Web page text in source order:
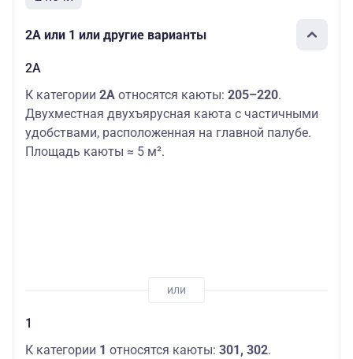
2А или 1 или другие варианты
2А
К категории 2А относятся каюты: 205–220.
Двухместная двухъярусная каюта с частичными
удобствами, расположенная на главной палубе.
Площадь каюты ≈ 5 м².
1
К категории 1 относятся каюты: 301, 302.